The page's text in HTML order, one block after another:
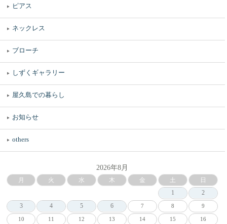
ピアス
ネックレス
ブローチ
しずくギャラリー
屋久島での暮らし
お知らせ
others
2026年8月
月 火 水 木 金 土
日
1
2
3
4 5 6 7 8 9
10 11 12 13 14 15 16